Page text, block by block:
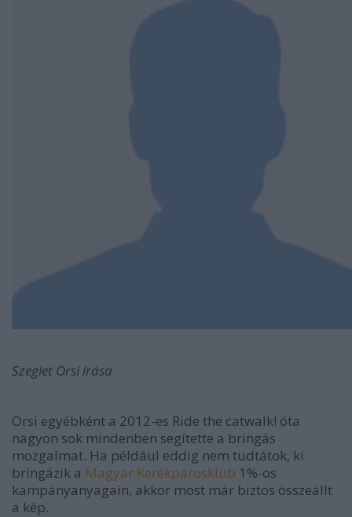
Szeglet Orsi írása
Orsi egyébként a 2012-es Ride the catwalk! óta
nagyon sok mindenben segítette a bringás
mozgalmat. Ha például eddig nem tudtátok, ki
bringázik a Magyar Kerékpárosklub 1%-os
kampányanyagain, akkor most már biztos összeállt
a kép.